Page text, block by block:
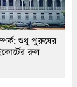
শুধু পুরুষের
রুল